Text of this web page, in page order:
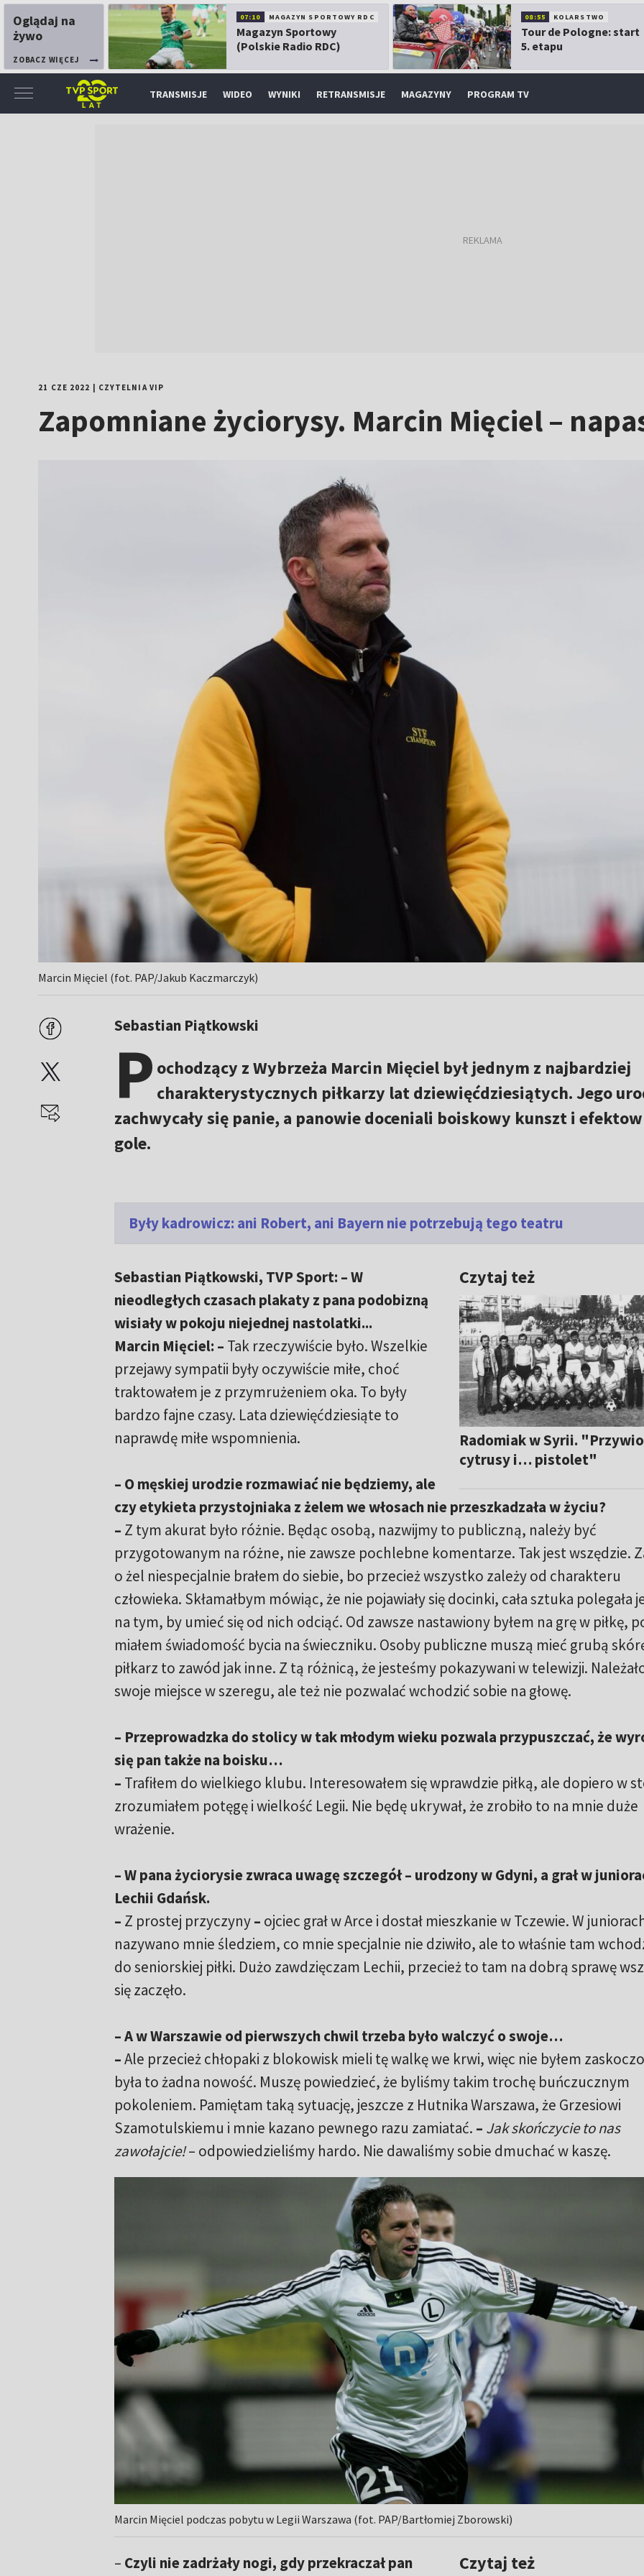
Oglądaj na
żywo
ZOBACZ WIĘCEJ
07:10 MAGAZYN SPORTOWY RDC
Magazyn Sportowy
(Polskie Radio RDC)
08:55 KOLARSTWO
Tour de Pologne: start
5. etapu
TRANSMISJE WIDEO WYNIKI RETRANSMISJE MAGAZYNY PROGRAM TV
21 CZE 2022 CZYTELNIA VIP
Zapomniane życiorysy. Marcin Mięciel –
Marcin Mięciel (fot. PAP/Jakub Kaczmarczyk)
Sebastian Piątkowski
P ochodzący z Wybrzeża Marcin Mięciel był jednym z najbardziej
charakterystycznych piłkarzy lat dziewięćdziesiątych. Jego
zachwycały się panie, a panowie doceniali boiskowy kunszt i
gole.
Były kadrowicz: ani Robert, ani Bayern nie potrzebują tego teatru
Czytaj też
Radomiak w Syrii.
cytrusy i… pistolet"
Sebastian Piątkowski, TVP Sport: –W
nieodległych czasach plakaty z pana podobizną
wisiały w pokoju niejednej nastolatki...
Marcin Mięciel: – Tak rzeczywiście było. Wszelkie
przejawy sympatii były oczywiście miłe, choć
traktowałem je z przymrużeniem oka. To były
bardzo fajne czasy. Lata dziewięćdziesiąte to
naprawdę miłe wspomnienia.
– O męskiej urodzie rozmawiać nie będziemy, ale
czy etykieta przystojniaka z żelem we włosach nie przeszkadzała w życiu?
– Z tym akurat było różnie. Będąc osobą, nazwijmy to publiczną, należy być
przygotowanym na różne, nie zawsze pochlebne komentarze. Tak jest wszędzie.
o żel niespecjalnie brałem do siebie, bo przecież wszystko zależy od charakteru
człowieka. Skłamałbym mówiąc, że nie pojawiały się docinki, cała sztuka polegała
na tym, by umieć się od nich odciąć. Od zawsze nastawiony byłem na grę w piłkę,
miałem świadomość bycia na świeczniku. Osoby publiczne muszą mieć grubą
piłkarz to zawód jak inne. Z tą różnicą, że jesteśmy pokazywani w telewizji.
swoje miejsce w szeregu, ale też nie pozwalać wchodzić sobie na głowę.
– Przeprowadzka do stolicy w tak młodym wieku pozwala przypuszczać, że
się pan także na boisku…
– Trafiłem do wielkiego klubu. Interesowałem się wprawdzie piłką, ale dopiero w
zrozumiałem potęgę i wielkość Legii. Nie będę ukrywał, że zrobiło to na mnie duże
wrażenie.
–W pana życiorysie zwraca uwagę szczegół – urodzony w Gdyni, a grał w
Lechii Gdańsk.
– Z prostej przyczyny– ojciec grał w Arce i dostał mieszkanie w Tczewie. W
nazywano mnie śledziem, co mnie specjalnie nie dziwiło, ale to właśnie tam
do seniorskiej piłki. Dużo zawdzięczam Lechii, przecież to tam na dobrą sprawę
się zaczęło.
–A w Warszawie od pierwszych chwil trzeba było walczyć o swoje…
–Ale przecież chłopaki z blokowisk mieli tę walkę we krwi, więc nie byłem
była to żadna nowość. Muszę powiedzieć, że byliśmy takim trochę buńczucznym
pokoleniem. Pamiętam taką sytuację, jeszcze z Hutnika Warszawa, że Grzesiowi
Szamotulskiemu i mnie kazano pewnego razu zamiatać. – Jak skończycie to nas
zawołajcie!– odpowiedzieliśmy hardo. Nie dawaliśmy sobie dmuchać w kaszę.
Marcin Mięciel podczas pobytu w Legii Warszawa (fot. PAP/Bartłomiej Zborowski)
Czytaj też
– Czyli nie zadrżały nogi, gdy przekraczał pan